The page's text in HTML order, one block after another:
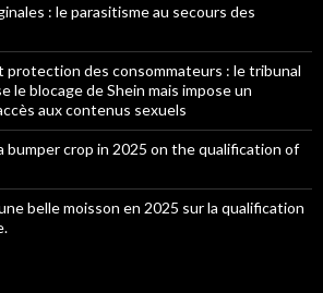
: le parasitisme au secours des
protection des consommateurs : le tribunal
le blocage de Shein mais impose un
aux contenus sexuels
bumper crop in 2025 on the qualification of
belle moisson en 2025 sur la qualification